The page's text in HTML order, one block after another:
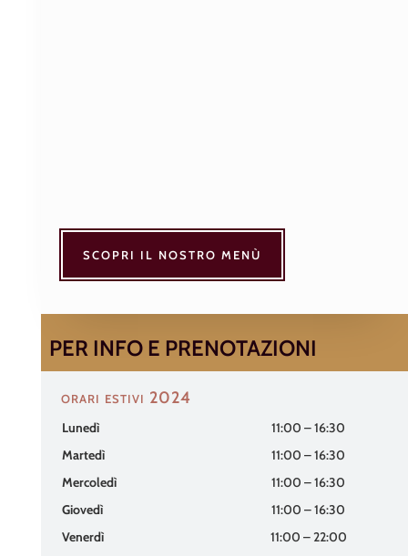
SCOPRI IL NOSTRO MENÙ
PER INFO E PRENOTAZIONI
orari estivi 2024
Lunedì
11:00 – 16:30
Martedì
11:00 – 16:30
Mercoledì
11:00 – 16:30
Giovedì
11:00 – 16:30
Venerdì
11:00 – 22:00